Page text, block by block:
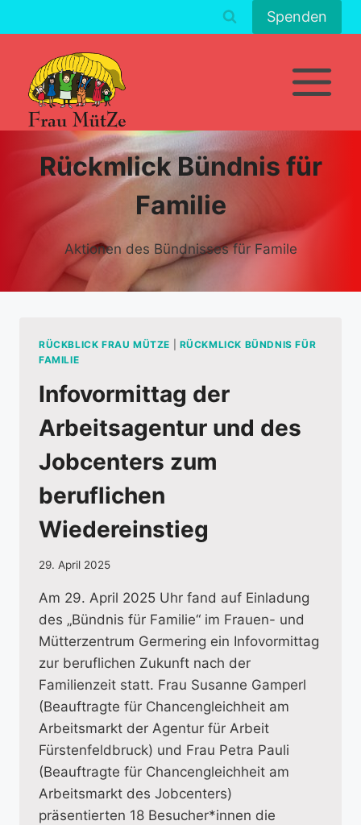
Inhalt
Spenden
Rückmlick Bündnis für
Familie
Aktionen des Bündnisses für Famile
RÜCKBLICK FRAU MÜTZE
RÜCKMLICK BÜNDNIS FÜR
FAMILIE
Infovormittag der
Arbeitsagentur und des
Jobcenters zum
beruflichen
Wiedereinstieg
29. April 2025
Am 29. April 2025 Uhr fand auf Einladung
des „Bündnis für Familie“ im Frauen- und
Mütterzentrum Germering ein Infovormittag
zur beruflichen Zukunft nach der
Familienzeit statt. Frau Susanne Gamperl
(Beauftragte für Chancengleichheit am
Arbeitsmarkt der Agentur für Arbeit
Fürstenfeldbruck) und Frau Petra Pauli
(Beauftragte für Chancengleichheit am
Arbeitsmarkt des Jobcenters)
präsentierten 18 Besucher*innen die